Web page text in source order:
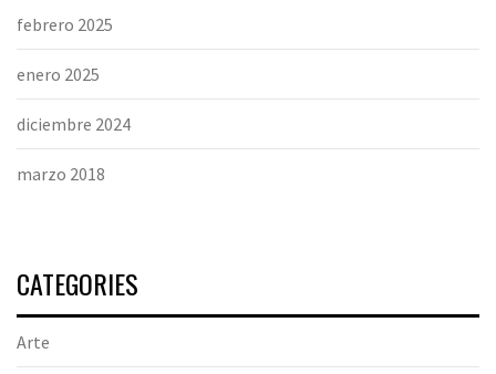
febrero 2025
enero 2025
diciembre 2024
marzo 2018
CATEGORIES
Arte